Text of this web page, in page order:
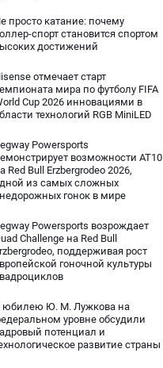
просто катание: почему
спорт становится спортом
достижений
отмечает старт
мира по футболу FIFA
Cup 2026 инновациями в
технологий RGB MiniLED
Powersports
возможности AT10
Red Bull Erzbergrodeo 2026,
из самых сложных
гонок в мире
Powersports возрождает
Challenge на Red Bull
поддерживая рост
гоночной культуры
юбилею Ю. М. Лужкова на
уровне обсудили
потенциал и
развитие страны